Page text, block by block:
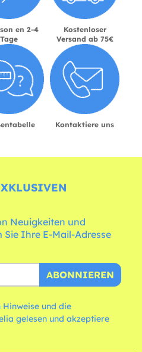
en 2-4
Tage
Kostenloser
Versand ab 75€
Kontaktiere uns
Neuigkeiten und
Ihre E-Mail-Adresse
ABONNIEREN
und die